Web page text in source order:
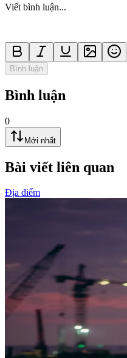
Viết bình luận...
Bình luận
Bình luận
0
Mới nhất
Bài viết liên quan
Địa điểm